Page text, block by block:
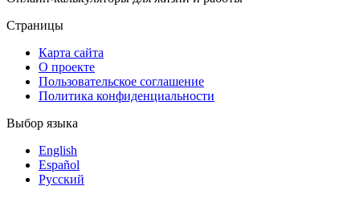
Страницы
Карта сайта
О проекте
Пользовательское соглашение
Политика конфиденциальности
Выбор языка
English
Español
Русский